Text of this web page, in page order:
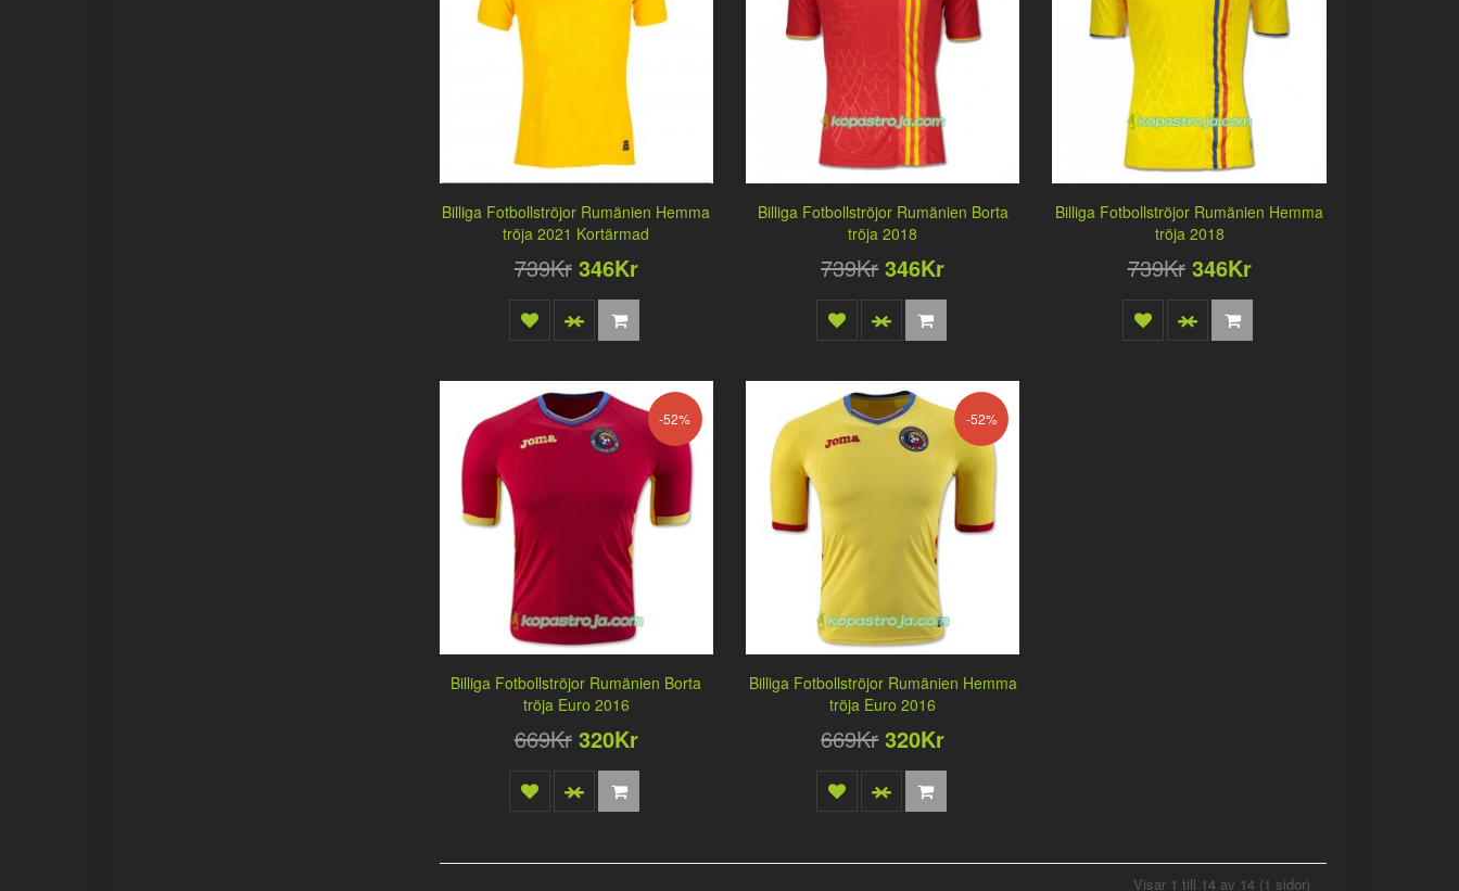
Billiga Fotbollströjor Rumänien Hemma
tröja 2021 Kortärmad
739Kr 346Kr
Billiga Fotbollströjor Rumänien Borta
tröja 2018
739Kr 346Kr
Billiga Fotbollströjor Rumänien Hemma
tröja 2018
739Kr 346Kr
-52%
Billiga Fotbollströjor Rumänien Borta
tröja Euro 2016
669Kr 320Kr
-52%
Billiga Fotbollströjor Rumänien Hemma
tröja Euro 2016
669Kr 320Kr
Visar 1 till 14 av 14 (1 sidor)